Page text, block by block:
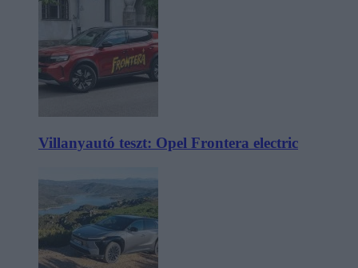
Villanyautó teszt: Opel Frontera electric